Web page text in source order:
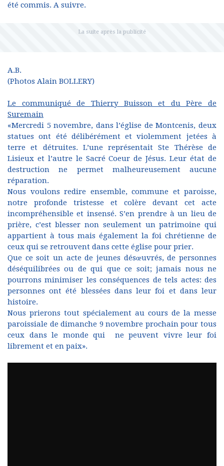
été commis. A suivre.
A.B.
(Photos Alain BOLLERY)
Le communiqué de Thierry Buisson et du Père de
Suremain
«Mercredi 5 novembre, dans l’église de Montcenis, deux
statues ont été délibérément et violemment jetées à
terre et détruites. L’une représentait Ste Thérèse de
Lisieux et l’autre le Sacré Coeur de Jésus. Leur état de
destruction ne permet malheureusement aucune
réparation.
Nous voulons redire ensemble, commune et paroisse,
notre profonde tristesse et colère devant cet acte
incompréhensible et insensé. S’en prendre à un lieu de
prière, c’est blesser non seulement un patrimoine qui
appartient à tous mais également la foi chrétienne de
ceux qui se retrouvent dans cette église pour prier.
Que ce soit un acte de jeunes désœuvrés, de personnes
déséquilibrées ou de qui que ce soit; jamais nous ne
pourrons minimiser les conséquences de tels actes: des
personnes ont été blessées dans leur foi et dans leur
histoire.
Nous prierons tout spécialement au cours de la messe
paroissiale de dimanche 9 novembre prochain pour tous
ceux dans le monde qui ne peuvent vivre leur foi
librement et en paix».